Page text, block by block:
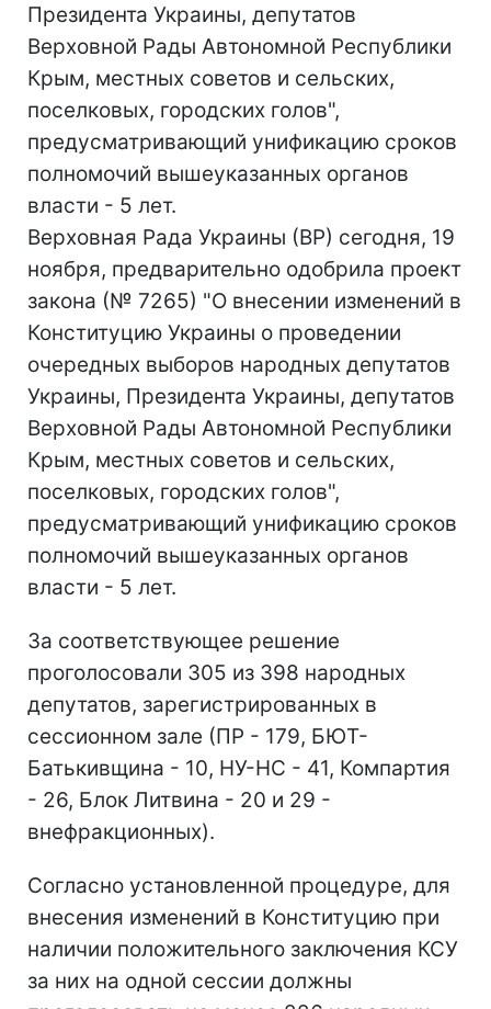
Президента Украины, депутатов
Верховной Рады Автономной Республики
Крым, местных советов и сельских,
поселковых, городских голов",
предусматривающий унификацию сроков
полномочий вышеуказанных органов
власти - 5 лет.
Верховная Рада Украины (ВР) сегодня, 19
ноября, предварительно одобрила проект
закона (№ 7265) "О внесении изменений в
Конституцию Украины о проведении
очередных выборов народных депутатов
Украины, Президента Украины, депутатов
Верховной Рады Автономной Республики
Крым, местных советов и сельских,
поселковых, городских голов",
предусматривающий унификацию сроков
полномочий вышеуказанных органов
власти - 5 лет.
За соответствующее решение
проголосовали 305 из 398 народных
депутатов, зарегистрированных в
сессионном зале (ПР - 179, БЮТ-
Батькивщина - 10, НУ-НС - 41, Компартия
- 26, Блок Литвина - 20 и 29 -
внефракционных).
Согласно установленной процедуре, для
внесения изменений в Конституцию при
наличии положительного заключения КСУ
за них на одной сессии должны